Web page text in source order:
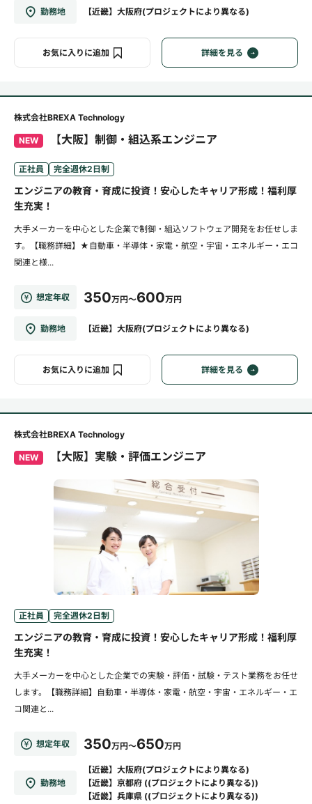
勤務地 【近畿】大阪府(プロジェクトにより異なる)
お気に入りに追加 詳細を見る
株式会社BREXA Technology
NEW 【大阪】制御・組込系エンジニア
正社員 完全週休2日制
エンジニアの教育・育成に投資！安心したキャリア形成！福利厚
生充実！
大手メーカーを中心とした企業で制御・組込ソフトウェア開発をお任せしま
す。【職務詳細】★自動車・半導体・家電・航空・宇宙・エネルギー・エコ
関連と様...
想定年収 350万円～600万円
勤務地 【近畿】大阪府(プロジェクトにより異なる)
お気に入りに追加 詳細を見る
株式会社BREXA Technology
NEW 【大阪】実験・評価エンジニア
正社員 完全週休2日制
エンジニアの教育・育成に投資！安心したキャリア形成！福利厚
生充実！
大手メーカーを中心とした企業での実験・評価・試験・テスト業務をお任せ
します。【職務詳細】自動車・半導体・家電・航空・宇宙・エネルギー・エ
コ関連と...
想定年収 350万円～650万円
勤務地
【近畿】大阪府(プロジェクトにより異なる)
【近畿】京都府 ((プロジェクトにより異なる))
【近畿】兵庫県 ((プロジェクトにより異なる))